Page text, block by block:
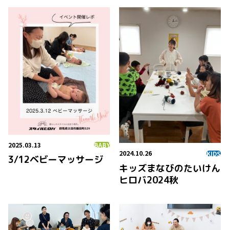
2025.03.13 BABY
3/12ベビーマッサージ
2024.10.26 KIDS
キッズまなびのたいけん
ヒロバ2024秋